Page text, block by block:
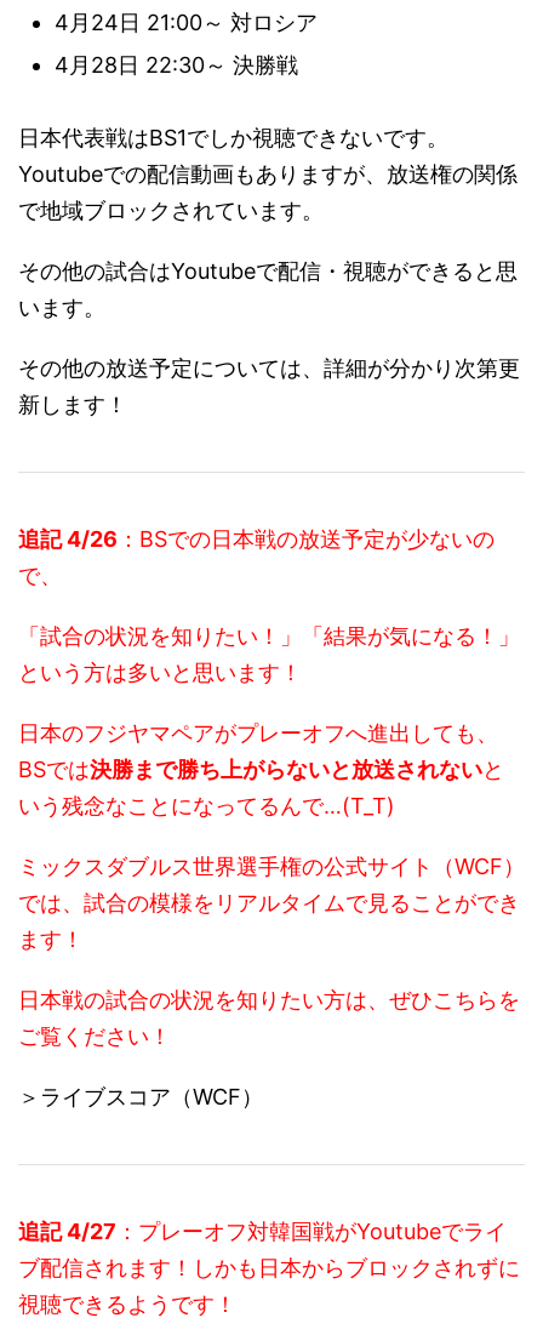
4月24日 21:00～ 対ロシア
4月28日 22:30～ 決勝戦
日本代表戦はBS1でしか視聴できないです。
Youtubeでの配信動画もありますが、放送権の関係
で地域ブロックされています。
その他の試合はYoutubeで配信・視聴ができると思
います。
その他の放送予定については、詳細が分かり次第更
新します！
追記 4/26 ：BSでの日本戦の放送予定が少ないの
で、
「試合の状況を知りたい！」「結果が気になる！」
という方は多いと思います！
日本のフジヤマペアがプレーオフへ進出しても、
BSでは決勝まで勝ち上がらないと放送されないと
いう残念なことになってるんで…(T_T)
ミックスダブルス世界選手権の公式サイト（WCF）
では、試合の模様をリアルタイムで見ることができ
ます！
日本戦の試合の状況を知りたい方は、ぜひこちらを
ご覧ください！
＞ライブスコア（WCF）
追記 4/27 ：プレーオフ対韓国戦がYoutubeでライ
ブ配信されます！しかも日本からブロックされずに
視聴できるようです！